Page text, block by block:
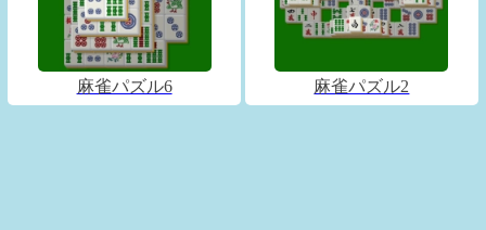
麻雀パズル6 麻雀パズル2